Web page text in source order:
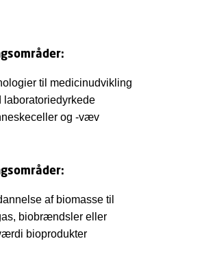
til medicinudvikling
laboratoriedyrkede
og -væv
af biomasse til
biobrændsler eller
bioprodukter